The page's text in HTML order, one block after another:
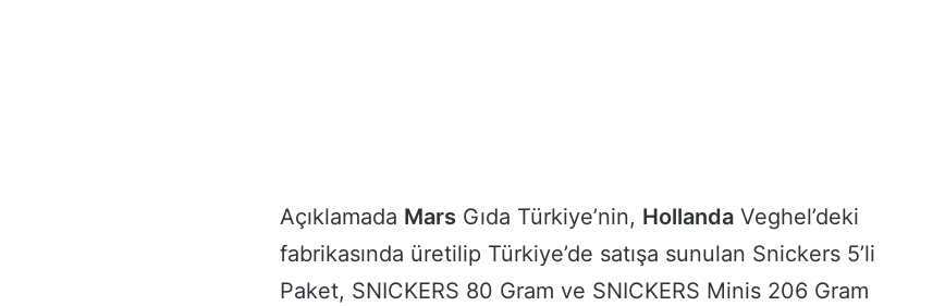
Açıklamada Mars Gıda Türkiye’nin, Hollanda Veghel’deki
fabrikasında üretilip Türkiye’de satışa sunulan Snickers 5’li
Paket, SNICKERS 80 Gram ve SNICKERS Minis 206 Gram